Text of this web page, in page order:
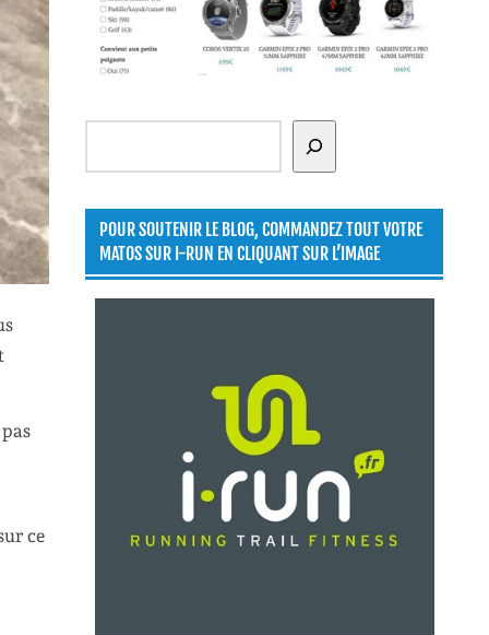
ce
Rechercher
POUR SOUTENIR LE BLOG, COMMANDEZ TOUT VOTRE
MATOS SUR I-RUN EN CLIQUANT SUR L’IMAGE